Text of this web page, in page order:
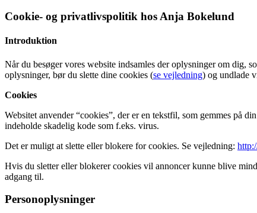
Cookie- og privatlivspolitik hos Anja Bokelund
Introduktion
Når du besøger vores website indsamles der oplysninger om dig,
oplysninger, bør du slette dine cookies (se vejledning) og undlade
Cookies
Websitet anvender “cookies”, der er en tekstfil, som gemmes på
indeholde skadelig kode som f.eks. virus.
Det er muligt at slette eller blokere for cookies. Se vejledning:
Hvis du sletter eller blokerer cookies vil annoncer kunne blive
adgang til.
Personoplysninger